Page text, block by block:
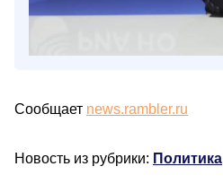
Сообщает news.rambler.ru
Новость из рубрики: Политика